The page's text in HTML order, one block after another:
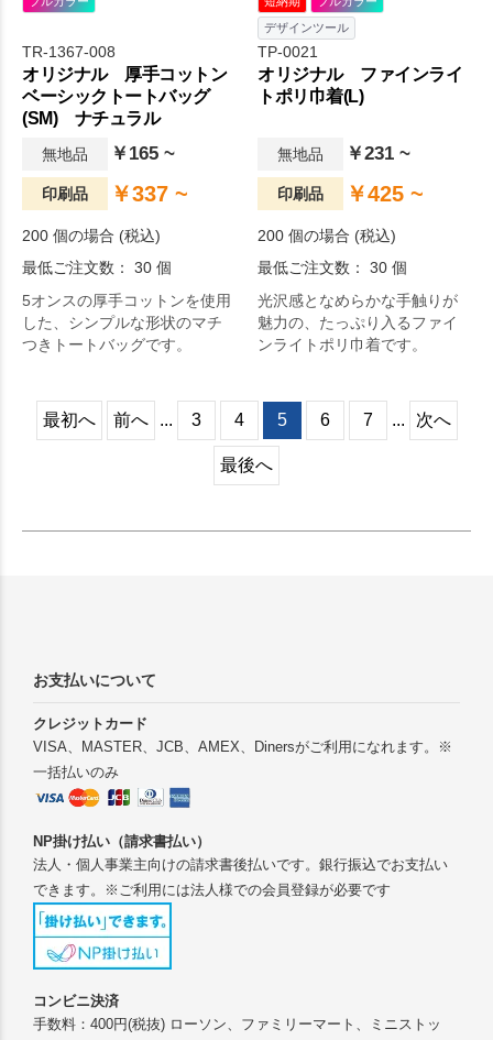
TR-1367-008
オリジナル 厚手コットン
ベーシックトートバッグ
(SM) ナチュラル
無地品 ￥165 ~
印刷品 ￥337 ~
200 個の場合 (税込)
最低ご注文数： 30 個
5オンスの厚手コットンを使用
した、シンプルな形状のマチ
つきトートバッグです。
デザインツール
TP-0021
オリジナル ファインライ
トポリ巾着(L)
無地品 ￥231 ~
印刷品 ￥425 ~
200 個の場合 (税込)
最低ご注文数： 30 個
光沢感となめらかな手触りが
魅力の、たっぷり入るファイ
ンライトポリ巾着です。
最初へ 前へ ... 3 4 5 6 7 ... 次へ
最後へ
お支払いについて
クレジットカード
VISA、MASTER、JCB、AMEX、Dinersがご利用になれます。※
一括払いのみ
NP掛け払い（請求書払い）
法人・個人事業主向けの請求書後払いです。銀行振込でお支払い
できます。※ご利用には法人様での会員登録が必要です
コンビニ決済
手数料：400円(税抜) ローソン、ファミリーマート、ミニストッ